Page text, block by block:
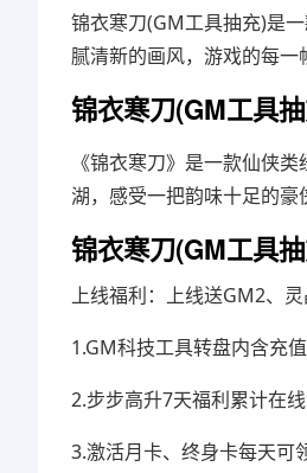
锦衣寒刀(GM工具抽充)是
腻清新的画风，游戏的每一
锦衣寒刀(GM工具
《锦衣寒刀》是一款仙侠
湖，感受一把韵味十足的豪
锦衣寒刀(GM工具
上线福利：上线送GM2、
1.GM科技工具转盘内含充
2.步步高升7天福利累计在
3.激活月卡、终身卡每天可